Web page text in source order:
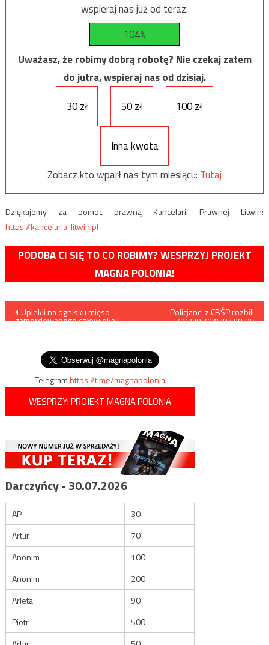
wspieraj nas już od teraz.
104%
Uważasz, że robimy dobrą robotę? Nie czekaj zatem
do jutra, wspieraj nas od dzisiaj.
30 zł
50 zł 100 zł
Inna kwota
Zobacz kto wparł nas tym miesiącu: Tutaj
Dziękujemy za pomoc prawną Kancelarii Prawnej Litwin:
https://kancelaria-litwin.pl
PODOBA CI SIĘ TO CO ROBIMY? WESPRZYJ PROJEKT
MAGNA POLONIA!
Nawigacja
Upiekli na ognisku mięso
zamordowanego człowieka i
Policjanci z CBŚP rozbili
zorganizowaną grupę
Telegramhttps://t.me/magnapolonia
WESPRZYJ PROJEKT MAGNA POLONIA
Darczyńcy - 30.07.2026
AP
30
Artur
70
Anonim
100
Anonim
200
Arleta
90
Piotr
500